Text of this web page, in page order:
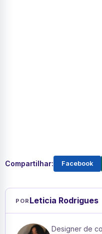
Compartilhar: Facebook
POR Leticia Rodrigues
Designer de